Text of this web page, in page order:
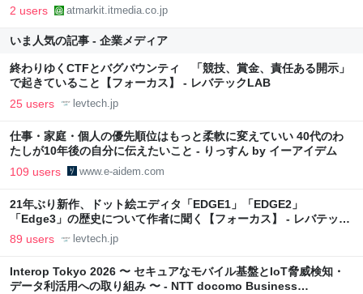
2 users atmarkit.itmedia.co.jp
いま人気の記事 - 企業メディア
終わりゆくCTFとバグバウンティ 「競技、賞金、責任ある開示」
で起きていること【フォーカス】 - レバテックLAB
25 users levtech.jp
仕事・家庭・個人の優先順位はもっと柔軟に変えていい 40代のわ
たしが10年後の自分に伝えたいこと - りっすん by イーアイデム
109 users www.e-aidem.com
21年ぶり新作、ドット絵エディタ「EDGE1」「EDGE2」
「Edge3」の歴史について作者に聞く【フォーカス】 - レバテック
LAB
89 users levtech.jp
Interop Tokyo 2026 〜 セキュアなモバイル基盤とIoT脅威検知・
データ利活用への取り組み 〜 - NTT docomo Business